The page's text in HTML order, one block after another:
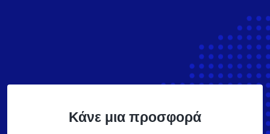
Κάνε μια προσφορά